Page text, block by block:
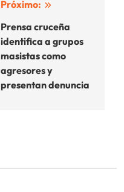
Próximo:
Prensa cruceña
identifica a grupos
masistas como
agresores y
presentan denuncia